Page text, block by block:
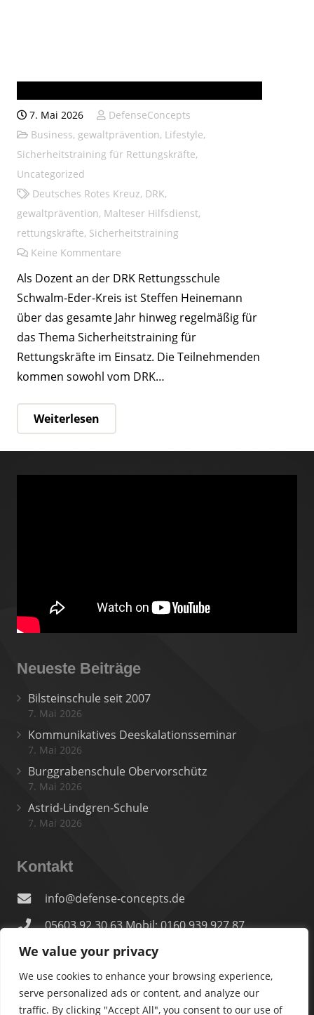
We value your privacy
We use cookies to enhance your browsing experience,
serve personalized ads or content, and analyze our
traffic. By clicking "Accept All", you consent to our use of
7. Mai 2026
DefenseConcepts
Business, gewaltprävention, Lifestyle,
Sicherheitstraining für Rettungskräfte,
Uncategorized
Deutsches Rotes Kreuz, DRK,
gewaltprävention, Malteser Hilfsdienst,
rettungskräfte, Sicherheitstraining
Keine Kommentare
Als Dozent an der DRK Rettungsschule
Schwalm-Eder-Kreis ist Steffen Heinemann
über das gesamte Jahr hinweg regelmäßig für
das Thema Sicherheitstraining für
Rettungskräfte im Einsatz. Die Teilnehmenden
kommen sowohl vom DRK…
Weiterlesen
Neueste Beiträge
Bilsteinschule seit 2007
7. Mai 2026
Kommunikatives Deeskalationsseminar
7. Mai 2026
Burggrabenschule Obervorschütz
7. Mai 2026
Astrid-Lindgren-Schule
7. Mai 2026
Kontakt
info@defense-concepts.de
05603 92 30 63 Mobil: 0160 939 927 87
In der Lache 28, 34295 Edermünde